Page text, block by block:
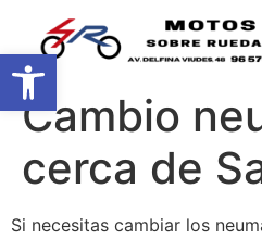
Abrir barra de herramientas
Cambio
cerca de
Si necesitas cambiar los